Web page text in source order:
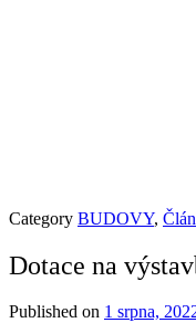
Category BUDOVY,
Dotace na
Published on 1 srpna,